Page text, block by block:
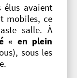
élus avaient
mobiles, ce
salle. À
« en plein
sous les